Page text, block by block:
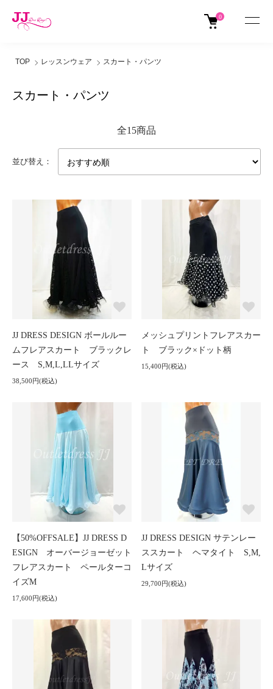
0
TOP レッスンウェア スカート・パンツ
スカート・パンツ
全15商品
並び替え：
JJ DRESS DESIGN ボールルー
ムフレアスカート ブラックレ
ース S,M,L,LLサイズ
38,500円(税込)
メッシュプリントフレアスカー
ト ブラック×ドット柄
15,400円(税込)
【50%OFFSALE】JJ DRESS D
ESIGN オーバージョーゼット
フレアスカート ペールターコ
イズM
17,600円(税込)
JJ DRESS DESIGN サテンレー
ススカート ヘマタイト S,M,
Lサイズ
29,700円(税込)